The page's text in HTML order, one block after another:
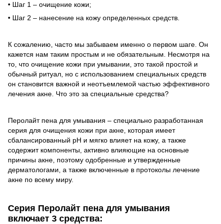
• Шаг 1 – очищение кожи;
• Шаг 2 – нанесение на кожу определенных средств.
К сожалению, часто мы забываем именно о первом шаге. Он
кажется нам таким простым и не обязательным. Несмотря на
то, что очищение кожи при умывании, это такой простой и
обычный ритуал, но с использованием специальных средств
он становится важной и неотъемлемой частью эффективного
лечения акне. Что это за специальные средства?
Перолайт пена для умывания – специально разработанная
серия для очищения кожи при акне, которая имеет
сбалансированный рН и мягко влияет на кожу, а также
содержит компоненты, активно влияющие на основные
причины акне, поэтому одобренные и утвержденные
дерматологами, а также включенные в протоколы лечение
акне по всему миру.
Серия Перолайт пена для умывания
включает 3 средства: